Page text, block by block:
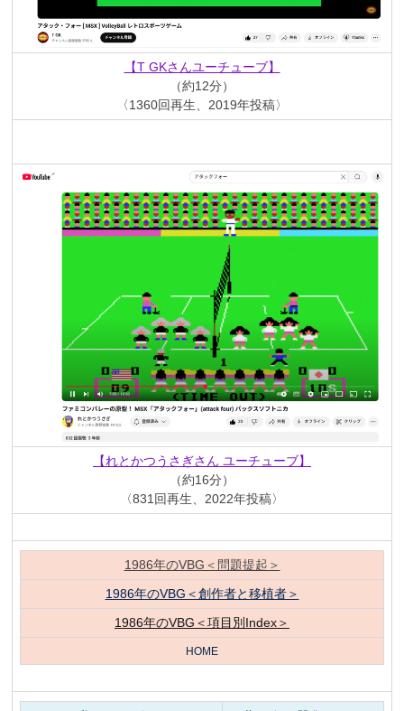
【T GKさんユーチューブ】
（約12分）
〈1360回再生、2019年投稿〉
【れとかつうさぎさん ユーチューブ】
（約16分）
〈831回再生、2022年投稿〉
1986年のVBG＜問題提起＞
1986年のVBG＜創作者と移植者＞
1986年のVBG＜項目別Index＞
HOME